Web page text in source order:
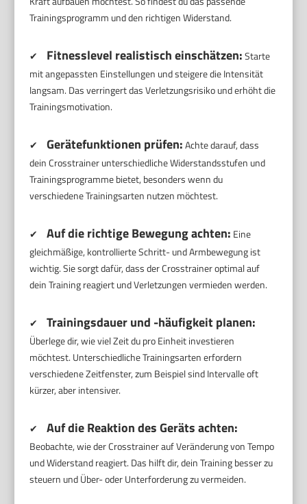
Trainingsprogramm und den richtigen Widerstand.
✔ Fitnesslevel realistisch einschätzen:Starte
mit angepassten Einstellungen und steigere die Intensität
langsam. Das verringert das Verletzungsrisiko und erhöht die
Trainingsmotivation.
✔ Gerätefunktionen prüfen:Achte darauf, dass
dein Crosstrainer unterschiedliche Widerstandsstufen und
Trainingsprogramme bietet, besonders wenn du
verschiedene Trainingsarten nutzen möchtest.
✔ Auf die richtige Bewegung achten: Eine
gleichmäßige, kontrollierte Schritt- und Armbewegung ist
wichtig. Sie sorgt dafür, dass der Crosstrainer optimal auf
dein Training reagiert und Verletzungen vermieden werden.
✔ Trainingsdauer und -häufigkeit planen:
Überlege dir, wie viel Zeit du pro Einheit investieren
möchtest. Unterschiedliche Trainingsarten erfordern
verschiedene Zeitfenster, zum Beispiel sind Intervalle oft
kürzer, aber intensiver.
✔ Auf die Reaktion des Geräts achten:
Beobachte, wie der Crosstrainer auf Veränderung von Tempo
und Widerstand reagiert. Das hilft dir, dein Training besser zu
steuern und Über- oder Unterforderung zu vermeiden.